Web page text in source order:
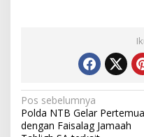
N
a
Pos sebelumnya
Polda NTB Gelar
dengan Faisalag Jamaah